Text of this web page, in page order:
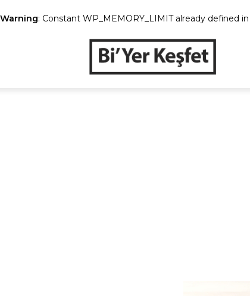
Warning: Constant WP_MEMORY_LIMIT already defined in
Keşfet